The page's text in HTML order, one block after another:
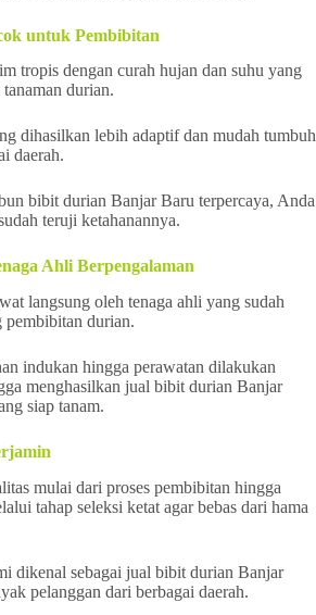
untuk Pembibitan
tropis dengan curah hujan dan suhu yang
durian.
dihasilkan lebih adaptif dan mudah tumbuh
daerah.
bibit durian Banjar Baru terpercaya, Anda
teruji ketahanannya.
Ahli Berpengalaman
langsung oleh tenaga ahli yang sudah
pembibitan durian.
indukan hingga perawatan dilakukan
menghasilkan jual bibit durian Banjar
siap tanam.
mulai dari proses pembibitan hingga
tahap seleksi ketat agar bebas dari hama
dikenal sebagai jual bibit durian Banjar
pelanggan dari berbagai daerah.